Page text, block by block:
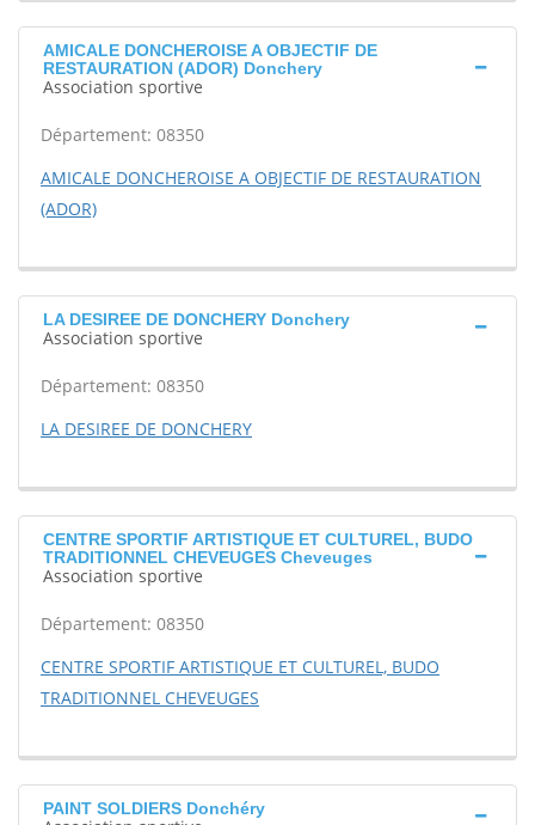
AMICALE DONCHEROISE A OBJECTIF DE
RESTAURATION (ADOR) Donchery
Association sportive
Département: 08350
AMICALE DONCHEROISE A OBJECTIF DE RESTAURATION
(ADOR)
LA DESIREE DE DONCHERY Donchery
Association sportive
Département: 08350
LA DESIREE DE DONCHERY
CENTRE SPORTIF ARTISTIQUE ET CULTUREL, BUDO
TRADITIONNEL CHEVEUGES Cheveuges
Association sportive
Département: 08350
CENTRE SPORTIF ARTISTIQUE ET CULTUREL, BUDO
TRADITIONNEL CHEVEUGES
PAINT SOLDIERS Donchéry